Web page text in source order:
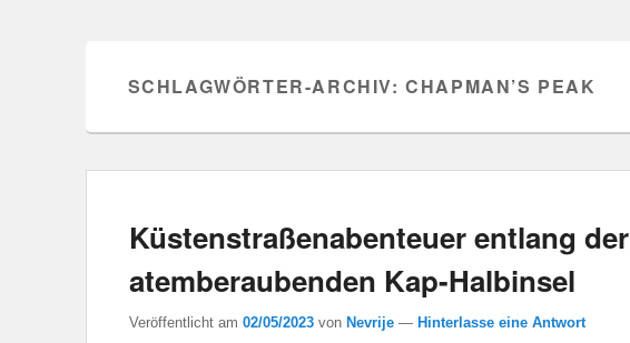
SCHLAGWÖRTER-ARCHIV:CHAPMAN’S PEAK
Küstenstraßenabenteuer entlang der
atemberaubenden Kap-Halbinsel
Veröffentlicht am 02/05/2023 von Nevrije — Hinterlasse eine Antwort